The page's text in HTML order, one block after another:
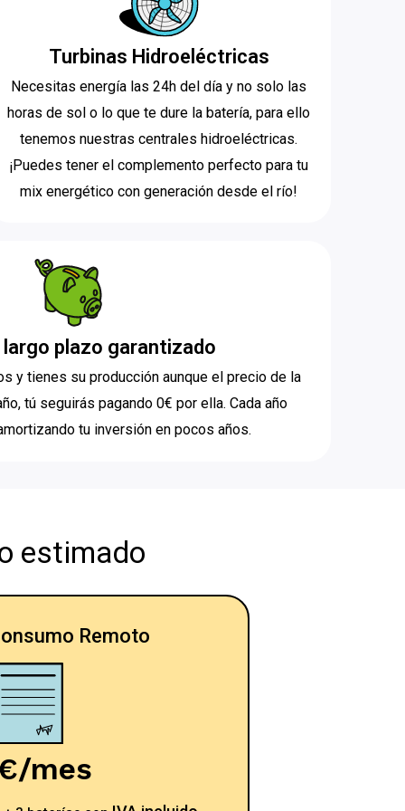
Turbinas Hidroeléctricas
Necesitas energía las 24h del día y no solo las
horas de sol o lo que te dure la batería, para ello
tenemos nuestras centrales hidroeléctricas.
¡Puedes tener el complemento perfecto para tu
mix energético con generación desde el río!
plazo garantizado
y tienes su producción aunque el precio de la
tú seguirás pagando 0€ por ella. Cada año
tu inversión en pocos años.
estimado
Remoto
mes